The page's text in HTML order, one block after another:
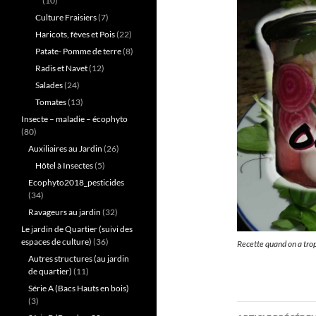
Recette quand on a
Culture Fraisiers(7)
Haricots, fèves et Pois(22)
Patate- Pomme de terre(8)
Radis et Navet(12)
Salades(24)
Tomates(13)
Insecte – maladie – écophyto
(80)
Auxiliaires au Jardin (26)
Hôtel à Insectes(5)
Ecophyto2018_pesticides
(34)
Ravageurs au jardin (32)
Le jardin de Quartier (suivi des
espaces de culture) (36)
Autres structures (au jardin
de quartier) (11)
Série A (Bacs Hauts en bois)
(3)